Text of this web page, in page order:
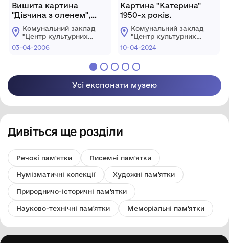
Вишита картина
"Дівчина з оленем",
середина ХХ ст.
Комунальний заклад
"Центр культурних
послуг"
03-04-2006
Картина "Катерина"
1950-х років.
Комунальний заклад
"Центр культурних
послуг"
10-04-2024
Усі експонати музею
Дивіться ще розділи
Речові пам'ятки Писемні пам'ятки
Нумізматичні колекції Художні пам'ятки
Природничо-історичні пам'ятки
Науково-технічні пам'ятки Меморіальні пам'ятки